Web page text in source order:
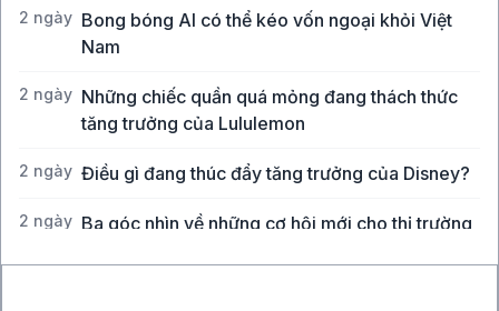
2 ngày Bong bóng AI có thể kéo vốn ngoại khỏi Việt
Nam
2 ngày Những chiếc quần quá mỏng đang thách thức
tăng trưởng của Lululemon
2 ngày Điều gì đang thúc đẩy tăng trưởng của Disney?
2 ngày Ba góc nhìn về những cơ hội mới cho thị trường